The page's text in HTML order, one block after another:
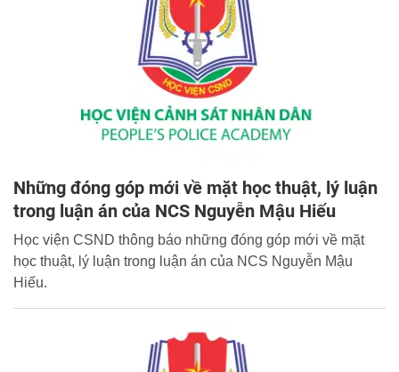
Những đóng góp mới về mặt học thuật, lý luận
trong luận án của NCS Nguyễn Mậu Hiếu
Học viện CSND thông báo những đóng góp mới về mặt
học thuật, lý luận trong luận án của NCS Nguyễn Mậu
Hiếu.